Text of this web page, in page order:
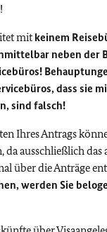
mitkeinem
neben der
dass sie
sind falsch!
Ihres Antrags
da ausschließlich das
über die Anträge
werden Sie